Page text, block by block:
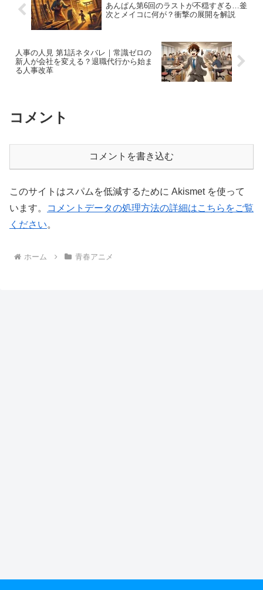
あんぱん第6回のラストが不穏すぎる…釜
次とメイコに何が？衝撃の展開を解説
人事の人見 第1話ネタバレ｜常識ゼロの
新人が会社を変える？退職代行から始ま
る人事改革
コメント
コメントを書き込む
このサイトはスパムを低減するために Akismet を使って
います。
コメントデータの処理方法の詳細はこちらをご覧
ください。
ホーム 青春アニメ